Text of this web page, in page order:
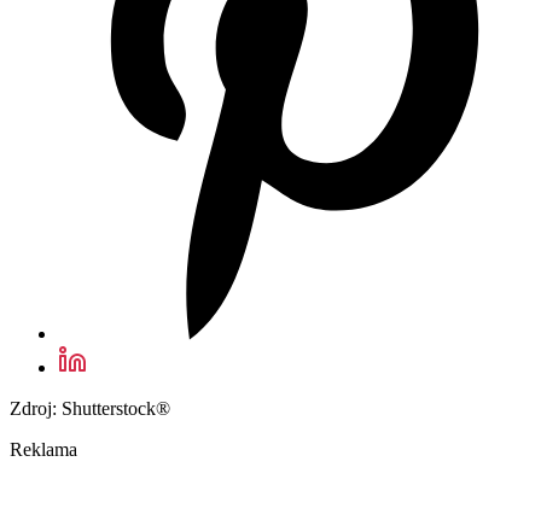
Zdroj: Shutterstock®
Reklama